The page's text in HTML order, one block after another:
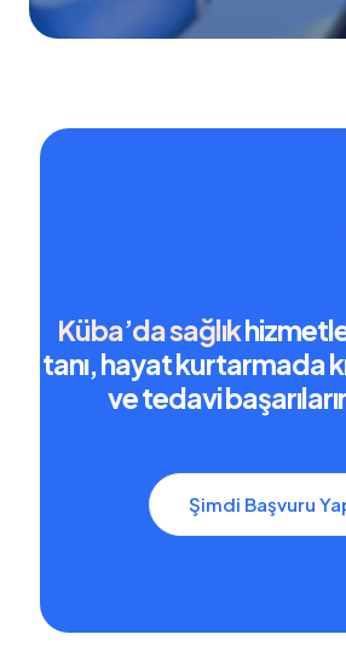
Küba’da sağlık
tanı, hayat kurtarmada
ve tedavi
Şimdi Başvuru